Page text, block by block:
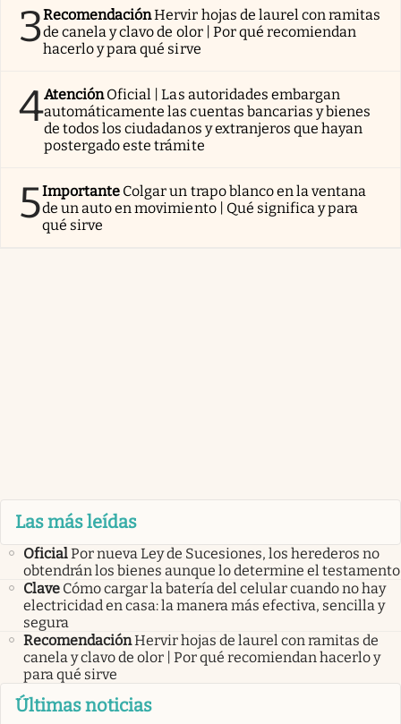
3RecomendaciónHervir hojas de laurel con ramitas
de canela y clavo de olor | Por qué recomiendan
hacerlo y para qué sirve
4AtenciónOficial | Las autoridades embargan
automáticamente las cuentas bancarias y bienes
de todos los ciudadanos y extranjeros que hayan
postergado este trámite
5Importante Colgar un trapo blanco en la ventana
de un auto en movimiento | Qué significa y para
qué sirve
Las más leídas
OficialPor nueva Ley de Sucesiones, los herederos no
obtendrán los bienes aunque lo determine el testamento
Clave Cómo cargar la batería del celular cuando no hay
electricidad en casa: la manera más efectiva, sencilla y
segura
RecomendaciónHervir hojas de laurel con ramitas de
canela y clavo de olor | Por qué recomiendan hacerlo y
para qué sirve
Últimas noticias